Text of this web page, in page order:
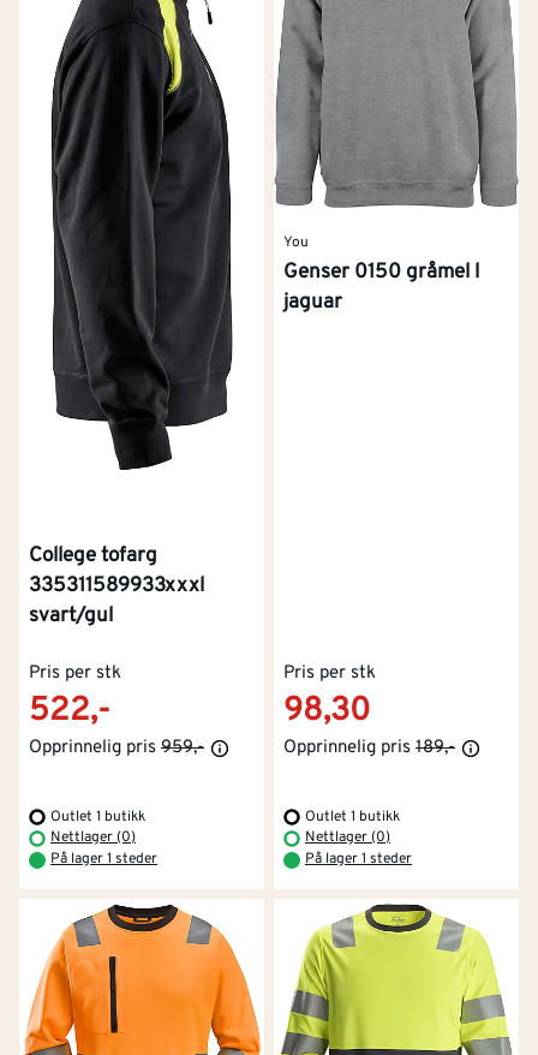
College tofarg
335311589933xxxl
svart/gul
Pris per stk
522,-
Opprinnelig pris 959,-
Outlet 1 butikk
Nettlager (0)
På lager 1 steder
You
Genser 0150 gråmel l
jaguar
Pris per stk
98,30
Opprinnelig pris 189,-
Outlet 1 butikk
Nettlager (0)
På lager 1 steder